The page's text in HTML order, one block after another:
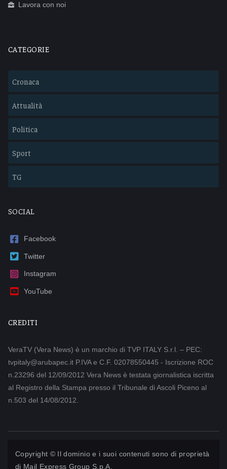
Lavora con noi
CATEGORIE
Cronaca
Attualità
Politica
Sport
TG
SOCIAL
Facebook
Twitter
Instagram
YouTube
CREDITI
VeraTV (Vera News) è un marchio di TVP ITALY S.r.l. – PEC:
tvpitaly@arubapec.it P.IVA e C.F. 02078550445 - Iscrizione ROC
n.23296 del 12/09/2012 Vera News è testata giornalistica iscritta
al Registro della Stampa presso il Tribunale di Ascoli Piceno al
n.503 del 14/08/2012.
Copyright © Il dominio e i suoi contenuti sono di proprietà
di Mail Express Group S.p.A.